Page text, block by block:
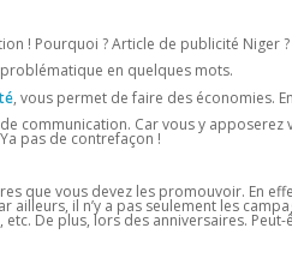
! Pourquoi ? Article de publicité Niger ?
en quelques mots.
, vous permet de faire des économies.
communication. Car vous y
pas de contrefaçon !
que vous devez les promouvoir. En
il n’y a pas seulement les
etc. De plus, lors des anniversaires.